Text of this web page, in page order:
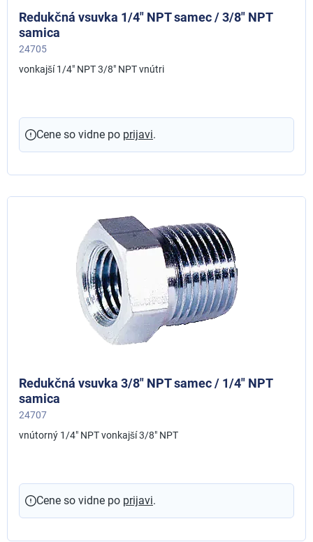
Redukčná vsuvka 1/4" NPT samec / 3/8" NPT
samica
24705
vonkajší 1/4" NPT 3/8" NPT vnútri
Cene so vidne po prijavi.
Redukčná vsuvka 3/8" NPT samec / 1/4" NPT
samica
24707
vnútorný 1/4" NPT vonkajší 3/8" NPT
Cene so vidne po prijavi.